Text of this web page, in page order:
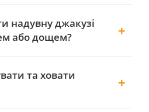
надувну джакузі
або дощем?
та ховати